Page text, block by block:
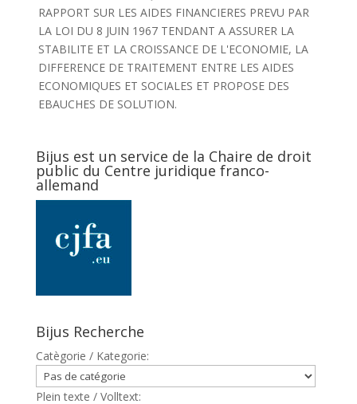
RAPPORT SUR LES AIDES FINANCIERES PREVU PAR
LA LOI DU 8 JUIN 1967 TENDANT A ASSURER LA
STABILITE ET LA CROISSANCE DE L'ECONOMIE, LA
DIFFERENCE DE TRAITEMENT ENTRE LES AIDES
ECONOMIQUES ET SOCIALES ET PROPOSE DES
EBAUCHES DE SOLUTION.
Bijus est un service de la Chaire de droit
public du Centre juridique franco-
allemand
Bijus Recherche
Catègorie / Kategorie:
Plein texte / Volltext: